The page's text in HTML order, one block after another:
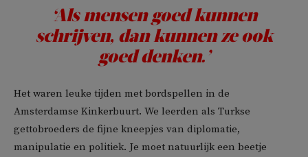
‘Als mensen goed kunnen
schrijven, dan kunnen ze ook
goed denken.’
Het waren leuke tijden met bordspellen in de
Amsterdamse Kinkerbuurt. We leerden als Turkse
gettobroeders de fijne kneepjes van diplomatie,
manipulatie en politiek. Je moet natuurlijk een beetje